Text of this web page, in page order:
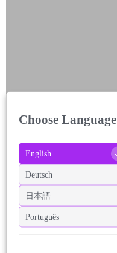
Choose Language
English
Deutsch
日本語
Português